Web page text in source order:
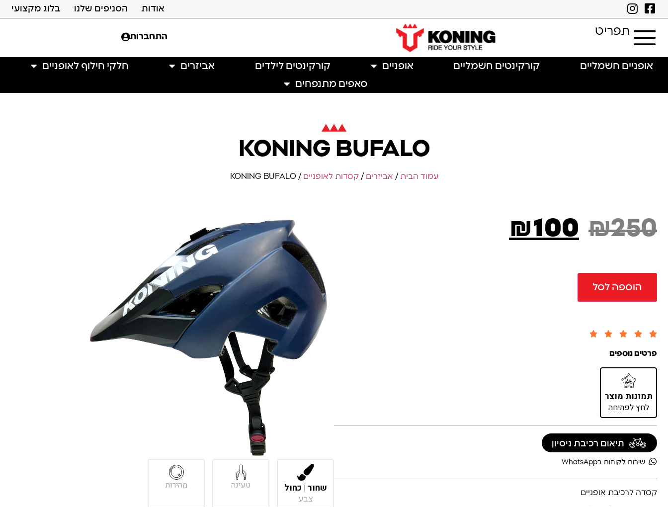
אודות הסניפים שלנו בלוג מקצועי
תפריט התחברות
אופניים חשמליים קורקינטים חשמליים אופניים קורקינטים לילדים אביזרים
חלקי חילוף לאופניים
סאפים מתנפחים
KONING BUFALO
עמוד הבית / אביזרים /קסדות לאופניים / KONING BUFALO
₪250
₪100
הוספה לסל





פרטים נוספים
תמונות מוצר
לחץ לפתיחה
תיאום רכיבת ניסיון
שירות לקוחות בWhatsApp
קסדה לרכיבת אופניים שחור | כחול
צבע
טעינה מהירות